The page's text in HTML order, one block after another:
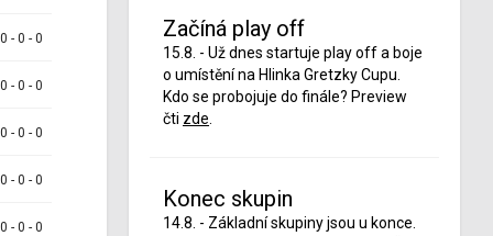
- 0 - 0
- 0 - 0
- 0 - 0
- 0 - 0
- 0 - 0
Začíná play off
15.8. - Už dnes startuje play off a boje
o umístění na Hlinka Gretzky Cupu.
Kdo se probojuje do finále? Preview
čti zde
Konec skupin
14.8. - Základní skupiny jsou u konce.